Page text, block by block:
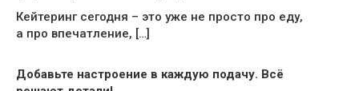
Кейтеринг сегодня – это уже не просто про еду,
а про впечатление, […]
Добавьте настроение в каждую подачу. Всё